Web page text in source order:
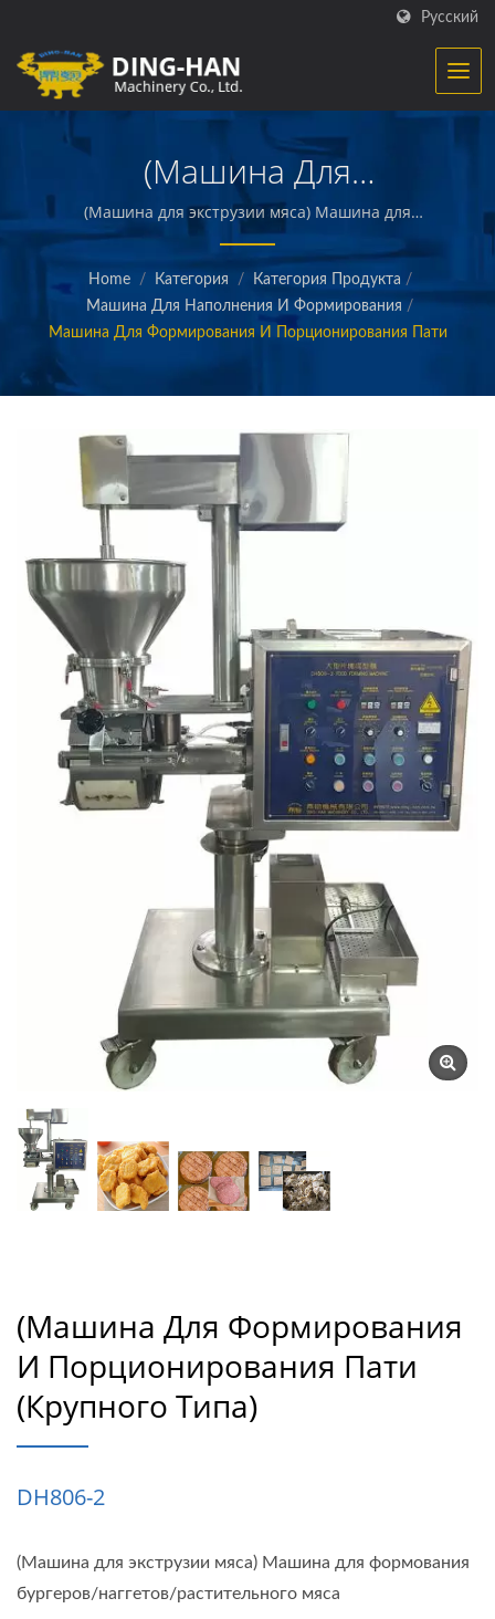
Русский
(Машинa Для
Формирования И
Порционирования Пати
(крупного Типа)
(Машина для экструзии мяса) Машина для
формования бургеров/наггетов/растительного мяса
/ Ding-Han специализируется на производстве
оборудования для переработки пищевых продуктов.
Мы проектируем, разрабатываем и строим машины,
которые создают и упаковывают готовые мясные,
запеченные и жареные закуски и другие
Home / Категория / Категория Продукта /
Машина Для Наполнения И Формирования /
Машина Для Формирования И Порционирования Пати
(Машинa Для Формирования
И Порционирования Пати
(крупного Типа)
DH806-2
(Машина для экструзии мяса) Машина для формования
бургеров/наггетов/растительного мяса